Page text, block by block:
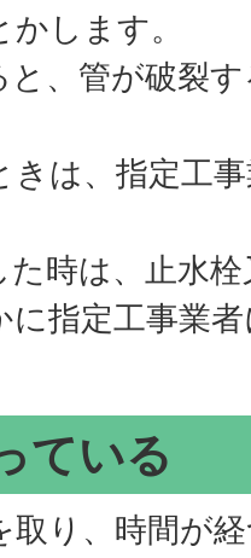
します。
と、管が破裂
きは、指定工
た時は、止水
に指定工事業
ている
取り、時間が